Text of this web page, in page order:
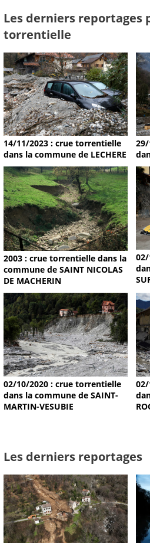
Les derniers reportages
torrentielle
14/11/2023 : crue torrentielle
dans la commune de LECHERE
2003 : crue torrentielle dans la
commune de SAINT NICOLAS
DE MACHERIN
02/10/2020 : crue torrentielle
dans la commune de SAINT-
MARTIN-VESUBIE
Les derniers reportages